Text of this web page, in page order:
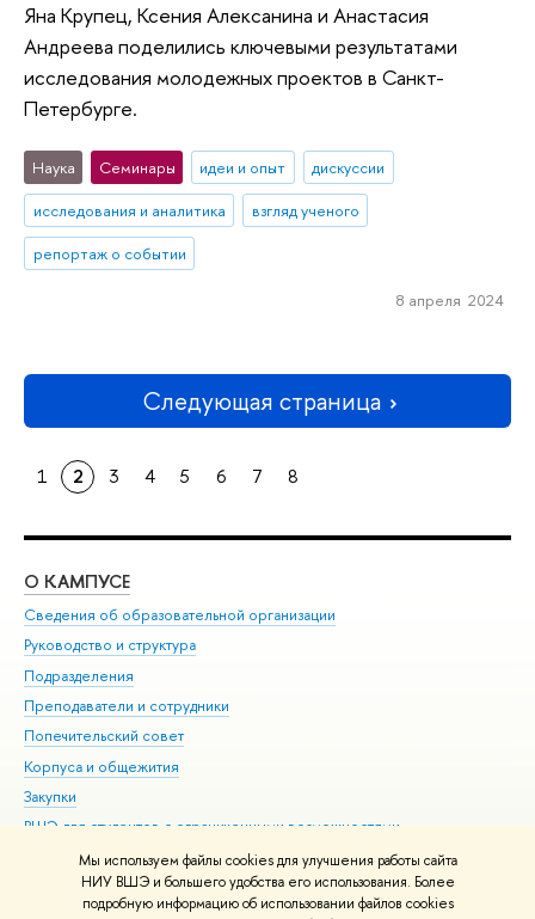
Мы используем файлы cookies для улучшения работы сайта
НИУ ВШЭ и большего удобства его использования. Более
подробную информацию об использовании файлов cookies
Яна Крупец, Ксения Алексанина и Анастасия
Андреева поделились ключевыми результатами
исследования молодежных проектов в Санкт-
Петербурге.
Наука Семинары идеи и опыт
дискуссии
исследования и аналитика
взгляд ученого
репортаж о событии
8 апреля 2024
Следующая страница
1 2 3 4 5 6 7 8
О КАМПУСЕ
Сведения об образовательной организации
Руководство и структура
Подразделения
Преподаватели и сотрудники
Попечительский совет
Корпуса и общежития
Закупки
ВШЭ для студентов с ограниченными возможностями
здоровья и инвалидностью
Версия для слабовидящих
Единая платежная страница